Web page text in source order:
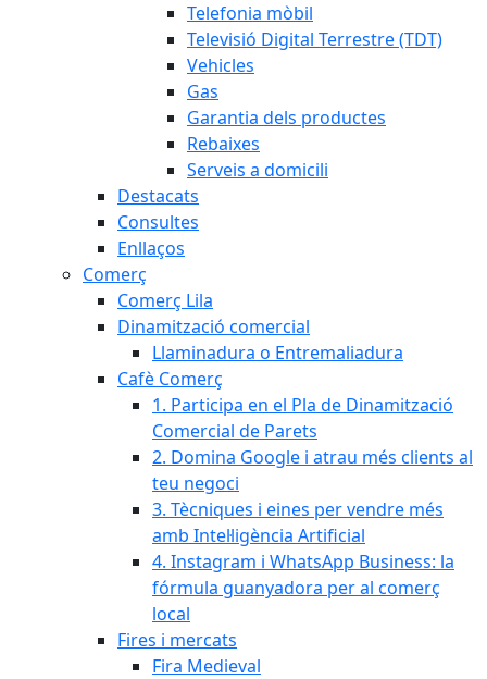
Telefonia mòbil
Televisió Digital Terrestre (TDT)
Vehicles
Gas
Garantia dels productes
Rebaixes
Serveis a domicili
Destacats
Consultes
Enllaços
Comerç
Comerç Lila
Dinamització comercial
Llaminadura o Entremaliadura
Cafè Comerç
1. Participa en el Pla de Dinamització
Comercial de Parets
2. Domina Google i atrau més clients al
teu negoci
3. Tècniques i eines per vendre més
amb Intel·ligència Artificial
4. Instagram i WhatsApp Business: la
fórmula guanyadora per al comerç
local
Fires i mercats
Fira Medieval